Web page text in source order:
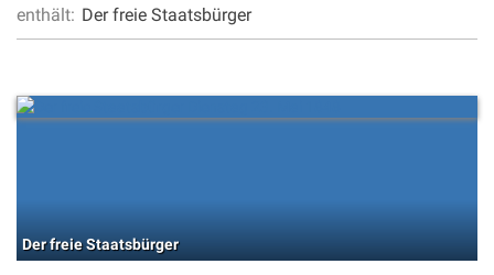
enthält: Der freie Staatsbürger
Der freie Staatsbürger